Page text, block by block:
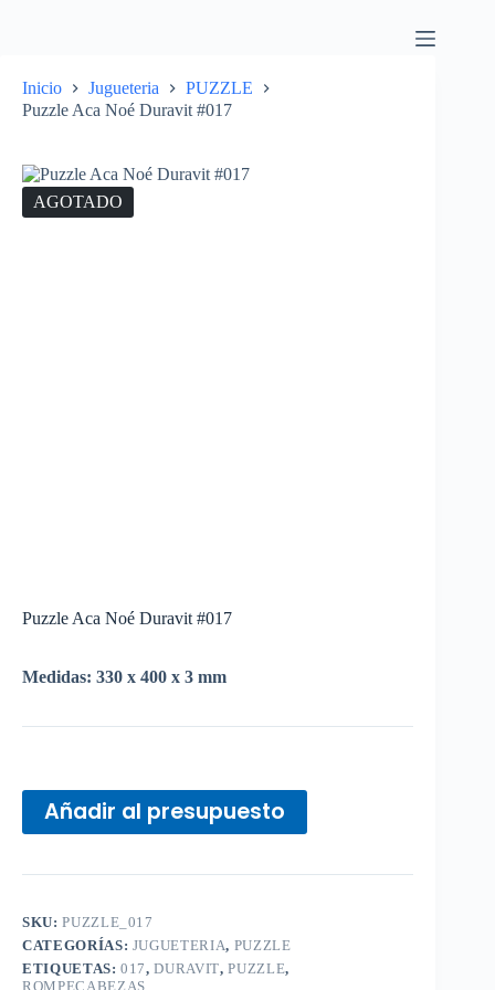
Inicio Jugueteria
PUZZLE
Puzzle Aca Noé Duravit #017
AGOTADO
Puzzle Aca Noé Duravit #017
Medidas: 330 x 400 x 3 mm
Añadir al presupuesto
SKU:PUZZLE_017
CATEGORÍAS: JUGUETERIA, PUZZLE
ETIQUETAS:017,DURAVIT,PUZZLE,
ROMPECABEZAS